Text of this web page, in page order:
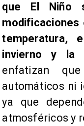
que El Niño
modificaciones
temperatura,
invierno y la
enfatizan
automáticos ni
ya que
atmosféricos y